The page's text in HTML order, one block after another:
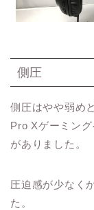
側圧
側圧はやや弱め
Pro Xゲーミン
がありました。
圧迫感が少なく
た。